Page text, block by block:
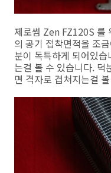
제로썸 Zen FZ120S 를
의 공기 접착면적을 조
분이 독특하게 되어있
는걸 볼 수 있습니다. 덕
면 격자로 겹쳐지는걸